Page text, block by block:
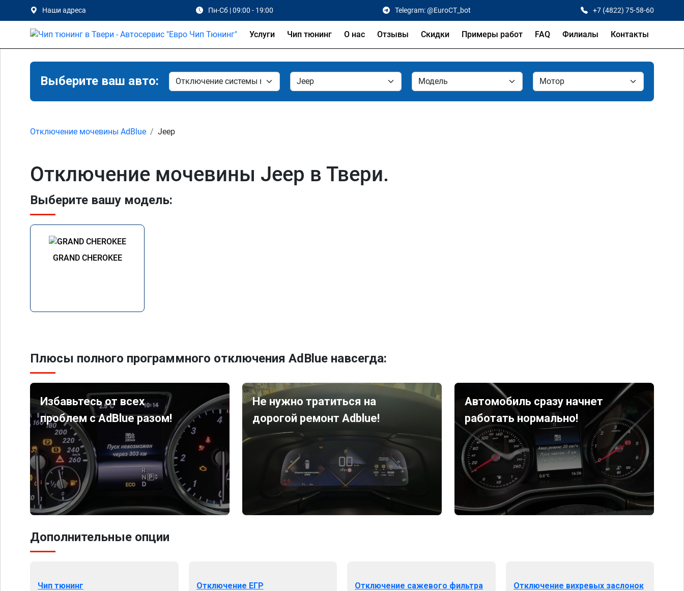
Наши адреса Пн-Сб | 09:00 - 19:00 Telegram: @EuroCT_bot +7 (4822) 75-58-60
Услуги Чип тюнинг О нас Отзывы Скидки Примеры работ FAQ Филиалы Контакты
Выберите ваш авто:
Отключение мочевины AdBlue Jeep
Отключение мочевины Jeep в Твери.
Выберите вашу модель:
GRAND CHEROKEE
Плюсы полного программного отключения AdBlue навсегда:
Избавьтесь от всех
проблем с AdBlue разом!
Не нужно тратиться на
дорогой ремонт Adblue!
Автомобиль сразу начнет
работать нормально!
Дополнительные опции
Чип тюнинг Отключение ЕГР Отключение сажевого фильтра Отключение вихревых заслонок